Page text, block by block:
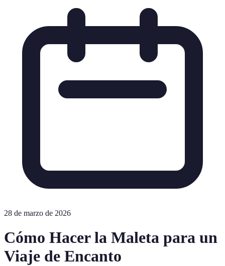
28 de marzo de 2026
Cómo Hacer la Maleta para un
Viaje de Encanto